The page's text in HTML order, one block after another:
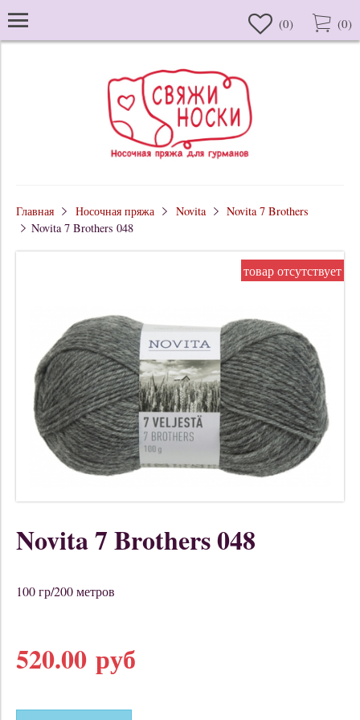
(0) (0)
Главная Носочная пряжа Novita
Novita 7 Brothers
Novita 7 Brothers 048
товар отсутствует
Novita 7 Brothers 048
100 гр/200 метров
520.00 руб